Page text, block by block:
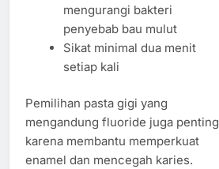
mengurangi bakteri
penyebab bau mulut
Sikat minimal dua menit
setiap kali
Pemilihan pasta gigi yang
mengandung fluoride juga penting
karena membantu memperkuat
enamel dan mencegah karies.